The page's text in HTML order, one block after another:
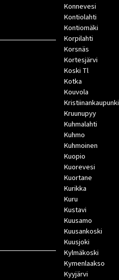
Konnevesi
Kontiolahti
Kontiomäki
Korpilahti
Korsnäs
Kortesjärvi
Koski Tl
Kotka
Kouvola
Kristiinankaupunki
Kruunupyy
Kuhmalahti
Kuhmo
Kuhmoinen
Kuopio
Kuorevesi
Kuortane
Kurikka
Kuru
Kustavi
Kuusamo
Kuusankoski
Kuusjoki
Kylmäkoski
Kymenlaakso
Kyyjärvi